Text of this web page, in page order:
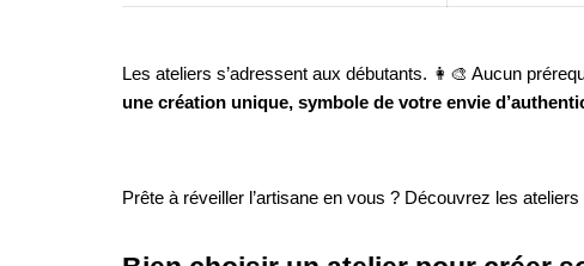
Les ateliers s’adressent aux débutants. 👩‍🎨 Aucun
une création unique, symbole de votre envie
Prête à réveiller l’artisane en vous ? Découvrez les